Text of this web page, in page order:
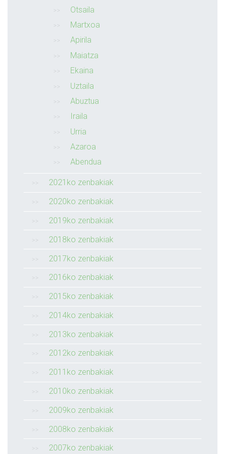
Otsaila
Martxoa
Apirila
Maiatza
Ekaina
Uztaila
Abuztua
Iraila
Urria
Azaroa
Abendua
2021ko zenbakiak
2020ko zenbakiak
2019ko zenbakiak
2018ko zenbakiak
2017ko zenbakiak
2016ko zenbakiak
2015ko zenbakiak
2014ko zenbakiak
2013ko zenbakiak
2012ko zenbakiak
2011ko zenbakiak
2010ko zenbakiak
2009ko zenbakiak
2008ko zenbakiak
2007ko zenbakiak